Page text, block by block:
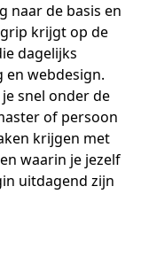
naar de basis en
krijgt op de
dagelijks
webdesign.
snel onder de
of persoon
krijgen met
waarin je jezelf
uitdagend zijn